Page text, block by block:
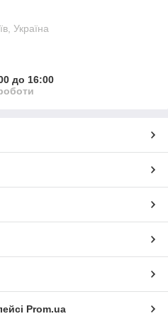
Україна
до 16:00
Prom.ua